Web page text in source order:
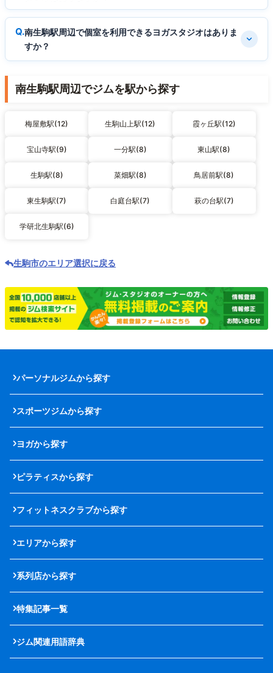
南生駒駅周辺で個室を利用できるヨガスタジオはありま
すか？
南生駒駅周辺でジムを駅から探す
梅屋敷駅(12) 生駒山上駅(12) 霞ヶ丘駅(12)
宝山寺駅(9) 一分駅(8) 東山駅(8)
生駒駅(8) 菜畑駅(8) 鳥居前駅(8)
東生駒駅(7) 白庭台駅(7) 萩の台駅(7)
学研北生駒駅(6)
生駒市のエリア選択に戻る
パーソナルジムから探す
スポーツジムから探す
ヨガから探す
ピラティスから探す
フィットネスクラブから探す
エリアから探す
系列店から探す
特集記事一覧
ジム関連用語辞典